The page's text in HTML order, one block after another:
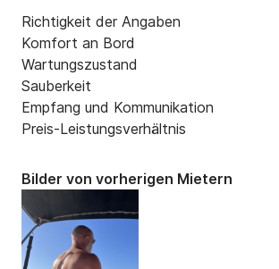
Richtigkeit der Angaben
Komfort an Bord
Wartungszustand
Sauberkeit
Empfang und Kommunikation
Preis-Leistungsverhältnis
Bilder von vorherigen Mietern